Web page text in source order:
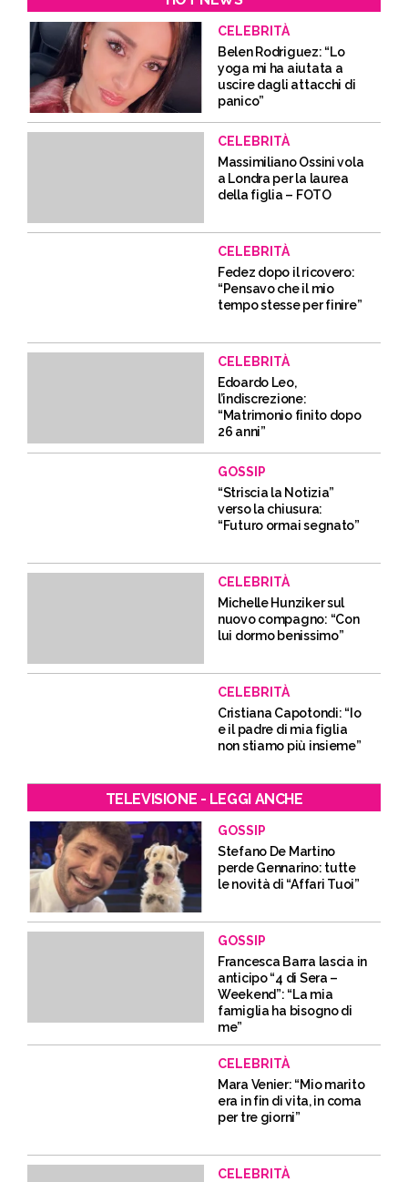
CELEBRITÀ
Belen Rodriguez: “Lo
yoga mi ha aiutata a
uscire dagli attacchi di
panico”
CELEBRITÀ
Massimiliano Ossini vola
a Londra per la laurea
della figlia – FOTO
CELEBRITÀ
Fedez dopo il ricovero:
“Pensavo che il mio
tempo stesse per finire”
CELEBRITÀ
Edoardo Leo,
l’indiscrezione:
“Matrimonio finito dopo
26 anni”
GOSSIP
“Striscia la Notizia”
verso la chiusura:
“Futuro ormai segnato”
CELEBRITÀ
Michelle Hunziker sul
nuovo compagno: “Con
lui dormo benissimo”
CELEBRITÀ
Cristiana Capotondi: “Io
e il padre di mia figlia
non stiamo più insieme”
TELEVISIONE - LEGGI ANCHE
GOSSIP
Stefano De Martino
perde Gennarino: tutte
le novità di “Affari Tuoi”
GOSSIP
Francesca Barra lascia in
anticipo “4 di Sera –
Weekend”: “La mia
famiglia ha bisogno di
me”
CELEBRITÀ
Mara Venier: “Mio marito
era in fin di vita, in coma
per tre giorni”
CELEBRITÀ